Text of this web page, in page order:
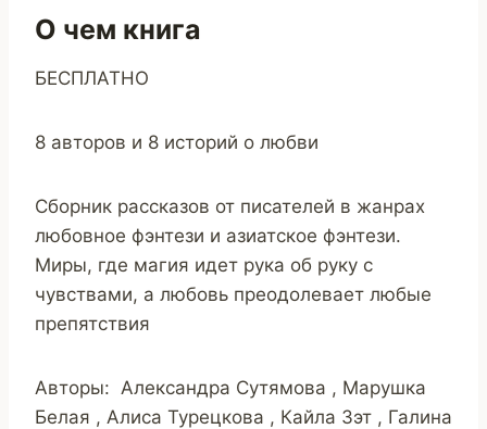
О чем книга
БЕСПЛАТНО
8 авторов и 8 историй о любви
Сборник рассказов от писателей в жанрах
любовное фэнтези и азиатское фэнтези.
Миры, где магия идет рука об руку с
чувствами, а любовь преодолевает любые
препятствия
Авторы: Александра Сутямова , Марушка
Белая , Алиса Турецкова , Кайла Зэт , Галина